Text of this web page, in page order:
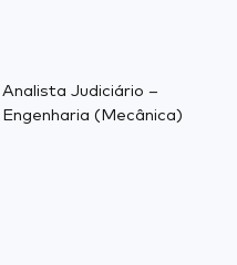
Analista Judiciário –
Engenharia (Mecânica)